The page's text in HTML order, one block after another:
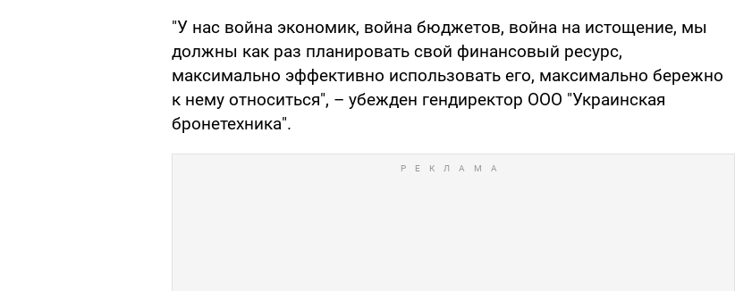
"У нас война экономик, война бюджетов, война на истощение, мы
должны как раз планировать свой финансовый ресурс,
максимально эффективно использовать его, максимально бережно
к нему относиться", – убежден гендиректор ООО "Украинская
бронетехника".